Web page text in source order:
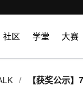
社区 学堂 大赛
/
【获奖公示